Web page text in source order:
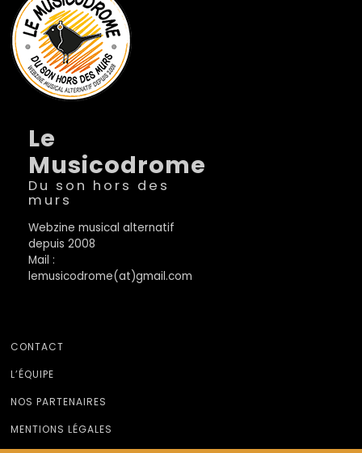
Le
Musicodrome
Du son hors des
murs
Webzine musical alternatif
depuis 2008
Mail :
lemusicodrome(at)gmail.com
CONTACT
L’ÉQUIPE
NOS PARTENAIRES
MENTIONS LÉGALES